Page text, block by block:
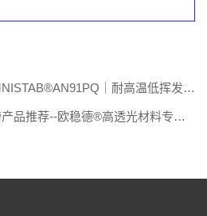
｜耐高温低挥发，
品推荐--欧稳德®高透光材料专用